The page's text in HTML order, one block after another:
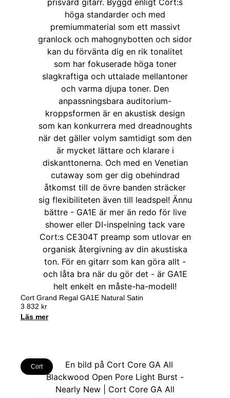
Cort Grand Regal GA1E Natural Satin
3 832 kr
Läs mer
Cort